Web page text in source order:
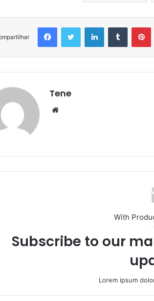
FacebookTwitter LinkedinTumblr
Tene
Website
With
Subscribe to our
Lorem ipsum